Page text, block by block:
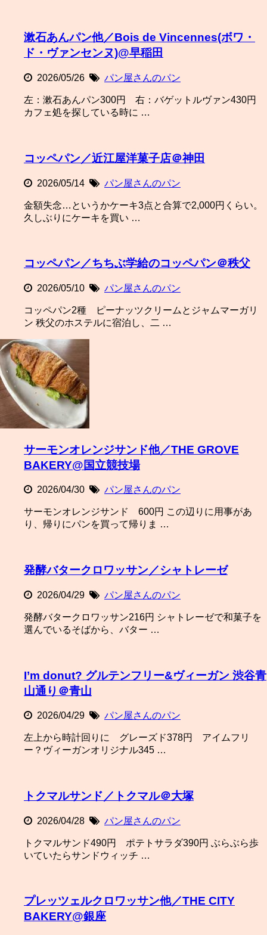
漱石あんパン他／Bois de Vincennes(ボワ・
ド・ヴァンセンヌ)@早稲田
2026/05/26 パン屋さんのパン
左：漱石あんパン300円 右：バゲットルヴァン430円
カフェ処を探している時に …
コッペパン／近江屋洋菓子店＠神田
2026/05/14 パン屋さんのパン
金額失念…というかケーキ3点と合算で2,000円くらい。
久しぶりにケーキを買い …
コッペパン／ちちぶ学給のコッペパン＠秩父
2026/05/10 パン屋さんのパン
コッペパン2種 ピーナッツクリームとジャムマーガリ
ン 秩父のホステルに宿泊し、二 …
サーモンオレンジサンド他／THE GROVE
BAKERY@国立競技場
2026/04/30 パン屋さんのパン
サーモンオレンジサンド 600円 この辺りに用事があ
り、帰りにパンを買って帰りま …
発酵バタークロワッサン／シャトレーゼ
2026/04/29 パン屋さんのパン
発酵バタークロワッサン216円 シャトレーゼで和菓子を
選んでいるそばから、バター …
I’m donut? グルテンフリー&ヴィーガン 渋谷青
山通り＠青山
2026/04/29 パン屋さんのパン
左上から時計回りに グレーズド378円 アイムフリ
ー？ヴィーガンオリジナル345 …
トクマルサンド／トクマル＠大塚
2026/04/28 パン屋さんのパン
トクマルサンド490円 ポテトサラダ390円 ぶらぶら歩
いていたらサンドウィッチ …
プレッツェルクロワッサン他／THE CITY
BAKERY@銀座